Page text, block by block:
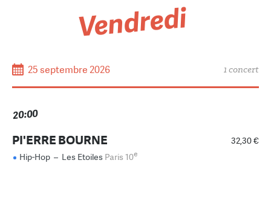
Vendredi
25 septembre 2026 1 concert
20:00
32,30 €
PI'ERRE BOURNE
Hip-Hop – Les Etoiles Paris 10e